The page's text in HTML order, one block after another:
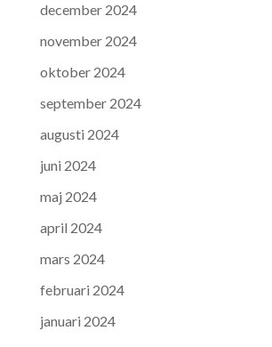
december 2024
november 2024
oktober 2024
september 2024
augusti 2024
juni 2024
maj 2024
april 2024
mars 2024
februari 2024
januari 2024